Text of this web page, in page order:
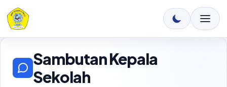
Sambutan Kepala
Sekolah